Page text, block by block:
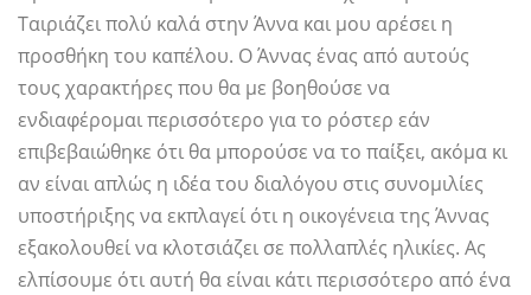
Ταιριάζει πολύ καλά στην Άννα και μου αρέσει η
προσθήκη του καπέλου. Ο Άννας ένας από αυτούς
τους χαρακτήρες που θα με βοηθούσε να
ενδιαφέρομαι περισσότερο για το ρόστερ εάν
επιβεβαιώθηκε ότι θα μπορούσε να το παίξει, ακόμα κι
αν είναι απλώς η ιδέα του διαλόγου στις συνομιλίες
υποστήριξης να εκπλαγεί ότι η οικογένεια της Άννας
εξακολουθεί να κλοτσιάζει σε πολλαπλές ηλικίες. Ας
ελπίσουμε ότι αυτή θα είναι κάτι περισσότερο από ένα